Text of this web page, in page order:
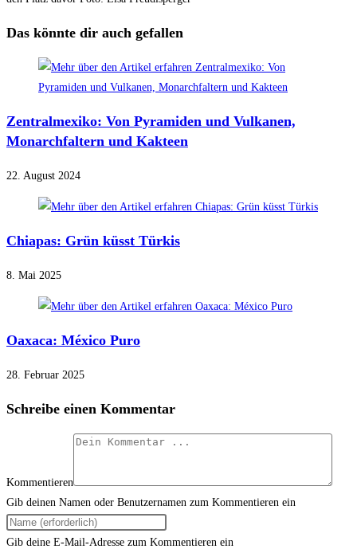
Das könnte dir auch gefallen
Zentralmexiko: Von Pyramiden und Vulkanen,
Monarchfaltern und Kakteen
22. August 2024
Chiapas: Grün küsst Türkis
8. Mai 2025
Oaxaca: México Puro
28. Februar 2025
Schreibe einen Kommentar
Kommentieren
Gib deinen Namen oder Benutzernamen zum Kommentieren ein
Gib deine E-Mail-Adresse zum Kommentieren ein